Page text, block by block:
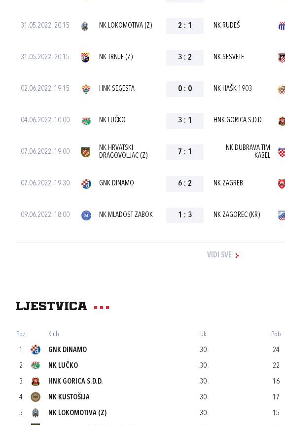
31.05.2022. 20:15 NK LOKOMOTIVA (Z) 2 : 1 NK RUDEŠ
31.05.2022. 20:15 NK TRNJE (Z) 3 : 2 NK SESVETE
02.06.2022. 19:15 HNK SEGESTA 0 : 0 NK HAŠK 1903
04.06.2022. 10:00 NK LUČKO 3 : 1 HNK GORICA S.D.D.
07.06.2022. 19:00
NK HRVATSKI
DRAGOVOLJAC (Z)
7 : 1
NK DUBRAVA TIM
KABEL
07.06.2022. 19:30 GNK DINAMO 6 : 2 NK ZAGREB
09.06.2022. 18:00 NK MLADOST ZABOK 1 : 3 NK ZAGOREC (KR)
VIDI SVE
Ljestvica
Poz Klub Uk Pob
1 GNK DINAMO 30 24
2 NK LUČKO 30 22
3 HNK GORICA S.D.D. 30 16
4 NK KUSTOŠIJA 30 17
5 NK LOKOMOTIVA (Z) 30 15